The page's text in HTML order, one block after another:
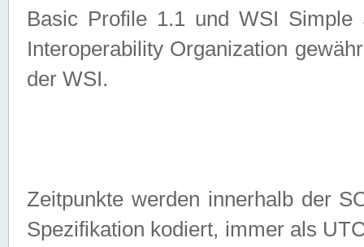
Basic Profile 1.1 und WSI
Interoperability Organization
der WSI.
Zeitpunkte werden innerhalb der
Spezifikation kodiert, immer als